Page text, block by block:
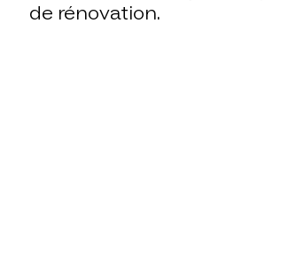
de rénovation.